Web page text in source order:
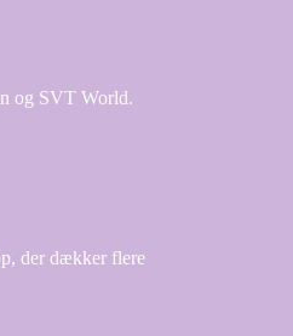
og SVT World.
der dækker flere